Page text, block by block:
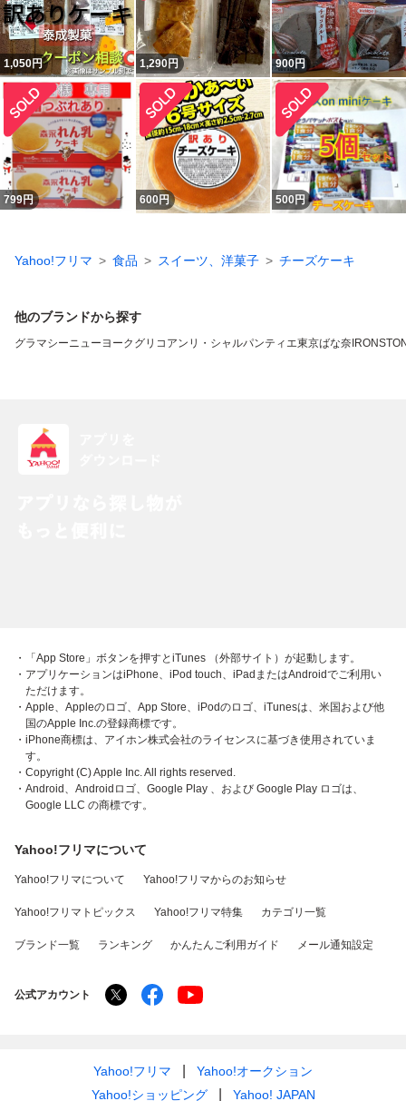
1,050円 1,290円 900円
799円 600円 500円
Yahoo!フリマ 食品 スイーツ、洋菓子 チーズケーキ
他のブランドから探す
グラマシーニューヨーク グリコ アンリ・シャルパンティエ東京ばな奈
・「App Store」ボタンを押すとiTunes （外部サイト）が起動します。
・アプリケーションはiPhone、iPod touch、iPadまたはAndroidでご利用い
ただけます。
・Apple、Appleのロゴ、App Store、iPodのロゴ、iTunesは、米国および他
国のApple Inc.の登録商標です。
・iPhone商標は、アイホン株式会社のライセンスに基づき使用されていま
す。
・Copyright (C) Apple Inc. All rights reserved.
・Android、Androidロゴ、Google Play 、および Google Play ロゴは、
Google LLC の商標です。
Yahoo!フリマについて
Yahoo!フリマについて Yahoo!フリマからのお知らせ
Yahoo!フリマトピックス Yahoo!フリマ特集 カテゴリ一覧
ブランド一覧 ランキング かんたんご利用ガイド メール通知設定
公式アカウント
Yahoo!フリマ
Yahoo!オークション
Yahoo!ショッピング
Yahoo! JAPAN